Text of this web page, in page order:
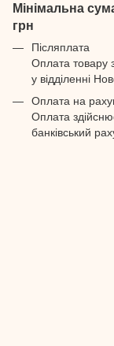
Мінімальна
грн
Післяплата
Оплата товару
у відділенні
Оплата на
Оплата
банківський